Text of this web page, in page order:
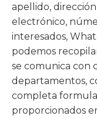
apellido,
electrónico,
interesados,
podemos
se comunica con
departamentos,
completa
proporcionados